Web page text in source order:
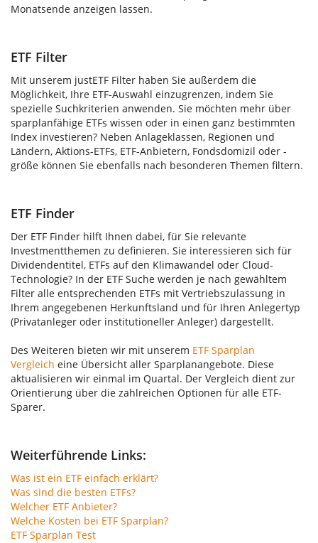
Monatsende anzeigen lassen.
ETF Filter
Mit unserem justETF Filter haben Sie außerdem die
Möglichkeit, Ihre ETF-Auswahl einzugrenzen, indem Sie
spezielle Suchkriterien anwenden. Sie möchten mehr über
sparplanfähige ETFs wissen oder in einen ganz bestimmten
Index investieren? Neben Anlageklassen, Regionen und
Ländern, Aktions-ETFs, ETF-Anbietern, Fondsdomizil oder -
größe können Sie ebenfalls nach besonderen Themen filtern.
ETF Finder
Der ETF Finder hilft Ihnen dabei, für Sie relevante
Investmentthemen zu definieren. Sie interessieren sich für
Dividendentitel, ETFs auf den Klimawandel oder Cloud-
Technologie? In der ETF Suche werden je nach gewähltem
Filter alle entsprechenden ETFs mit Vertriebszulassung in
Ihrem angegebenen Herkunftsland und für Ihren Anlegertyp
(Privatanleger oder institutioneller Anleger) dargestellt.
Des Weiteren bieten wir mit unserem ETF Sparplan
Vergleich eine Übersicht aller Sparplanangebote. Diese
aktualisieren wir einmal im Quartal. Der Vergleich dient zur
Orientierung über die zahlreichen Optionen für alle ETF-
Sparer.
Weiterführende Links:
Was ist ein ETF einfach erklärt?
Was sind die besten ETFs?
Welcher ETF Anbieter?
Welche Kosten bei ETF Sparplan?
ETF Sparplan Test